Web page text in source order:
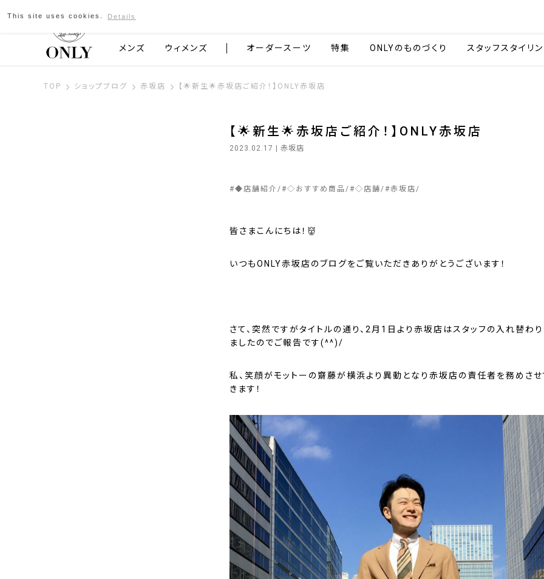
京都発のスーツブランド ONLY
メンズ ウィメンズ オーダースーツ 特集 ONLYのものづくり スタッフスタイリ
TOP ショップブログ 赤坂店 【🌟新生🌟赤坂店ご紹介！】ONLY赤坂店
【🌟新生🌟赤坂店ご紹介！】ONLY赤坂店
2023.02.17 | 赤坂店
#◆店舗紹介 #◇おすすめ商品 #◇店舗 #赤坂店
皆さまこんにちは！👹
いつもONLY赤坂店のブログをご覧いただきありがとうございます！
さて、突然ですがタイトルの通り、2月1日より赤坂店はスタッフの入れ替わ
ましたのでご報告です(^^)/
私、笑顔がモットーの齋藤が横浜より異動となり赤坂店の責任者を務めさ
きます！
This site uses cookies. Details